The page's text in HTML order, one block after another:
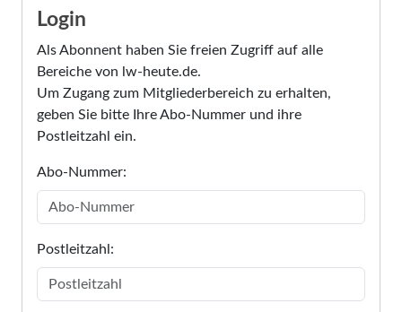
Login
Als Abonnent haben Sie freien Zugriff auf alle
Bereiche von lw-heute.de.
Um Zugang zum Mitgliederbereich zu erhalten,
geben Sie bitte Ihre Abo-Nummer und ihre
Postleitzahl ein.
Abo-Nummer:
Postleitzahl: